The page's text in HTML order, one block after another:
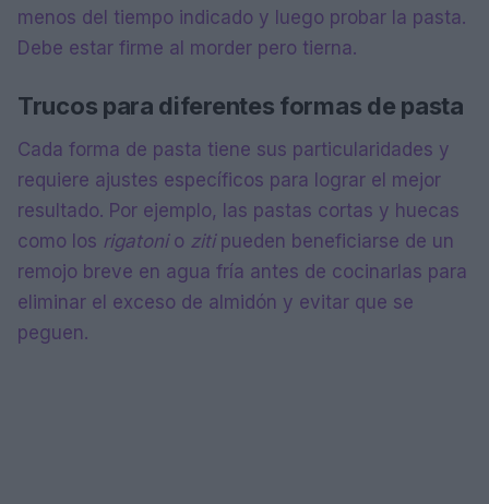
menos del tiempo indicado y luego probar la pasta.
Debe estar firme al morder pero tierna.
Trucos para diferentes formas de pasta
Cada forma de pasta tiene sus particularidades y
requiere ajustes específicos para lograr el mejor
resultado. Por ejemplo, las pastas cortas y huecas
como los rigatonio zitipueden beneficiarse de un
remojo breve en agua fría antes de cocinarlas para
eliminar el exceso de almidón y evitar que se
peguen.